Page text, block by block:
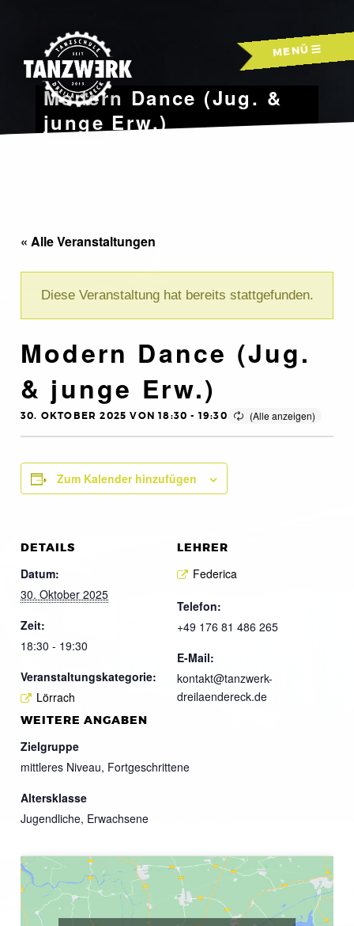
MENÜ
Modern Dance (Jug. &
junge Erw.)
« Alle Veranstaltungen
Diese Veranstaltung hat bereits stattgefunden.
Modern Dance (Jug.
& junge Erw.)
30. OKTOBER 2025 VON 18:30 - 19:30
Zum Kalender hinzufügen
DETAILS
Datum:
30. Oktober 2025
Zeit:
18:30 - 19:30
Veranstaltungskategorie:
Lörrach
LEHRER
Federica
Telefon:
+49 176 81 486 265
E-Mail:
kontakt@tanzwerk-
dreilaendereck.de
WEITERE ANGABEN
Zielgruppe
mittleres Niveau, Fortgeschrittene
Altersklasse
Jugendliche, Erwachsene